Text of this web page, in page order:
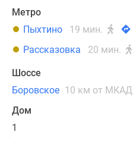
Метро
Пыхтино
19 мин.
Рассказовка
20 мин.
Шоссе
Боровское 10 км от МКАД
Дом
1